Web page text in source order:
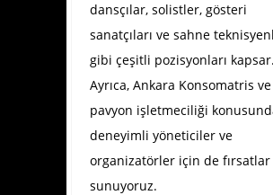
dansçılar, solistler, gösteri
sanatçıları ve sahne
gibi çeşitli pozisyonları kapsar.
Ayrıca, Ankara Konsomatris ve
pavyon işletmeciliği
deneyimli yöneticiler ve
organizatörler için de fırsatlar
sunuyoruz.